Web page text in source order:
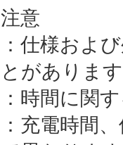
注意
：仕様およ
とがありま
：時間に関
：充電時間